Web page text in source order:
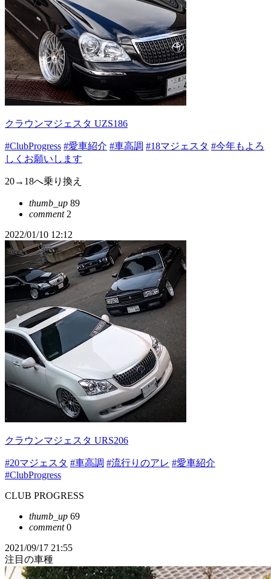
クラウンマジェスタ UZS186
#ClubProgress #愛車紹介 #車高調 #18マジェスタ #今年もよろ
しくお願いします
20→18へ乗り換え
thumb_up 89
comment2
2022/01/10 12:12
クラウンマジェスタ URS206
#20マジェスタ #車高調 #流行りのアレ #愛車紹介
#ClubProgress
CLUB PROGRESS
thumb_up 69
comment0
2021/09/17 21:55
注目の車種